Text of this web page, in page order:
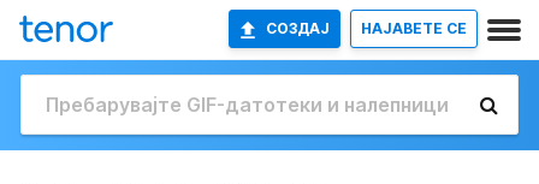
СОЗДАЈ НАЈАВETE СЕ